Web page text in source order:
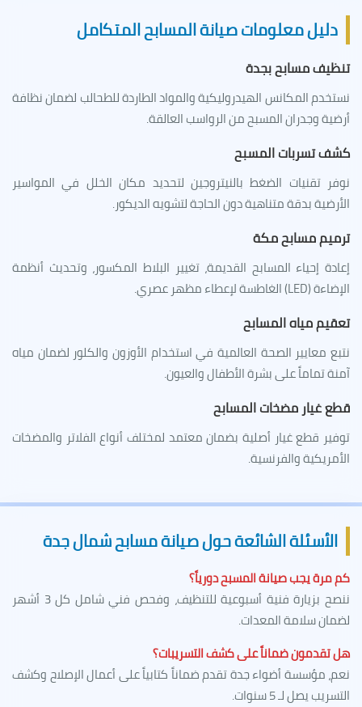
دليل معلومات صيانة المسابح المتكامل
تنظيف مسابح بجدة
نستخدم المكانس الهيدروليكية والمواد الطاردة للطحالب لضمان نظافة
أرضية وجدران المسبح من الرواسب العالقة.
كشف تسربات المسبح
نوفر تقنيات الضغط بالنيتروجين لتحديد مكان الخلل في المواسير
الأرضية بدقة متناهية دون الحاجة لتشويه الديكور.
ترميم مسابح مكة
إعادة إحياء المسابح القديمة، تغيير البلاط المكسور، وتحديث أنظمة
الإضاءة (LED) الغاطسة لإعطاء مظهر عصري.
تعقيم مياه المسابح
نتبع معايير الصحة العالمية في استخدام الأوزون والكلور لضمان مياه
آمنة تماماً على بشرة الأطفال والعيون.
قطع غيار مضخات المسابح
توفير قطع غيار أصلية بضمان معتمد لمختلف أنواع الفلاتر والمضخات
الأمريكية والفرنسية.
الأسئلة الشائعة حول صيانة مسابح شمال جدة
كم مرة يجب صيانة المسبح دورياً؟
ننصح بزيارة فنية أسبوعية للتنظيف، وفحص فني شامل كل 3 أشهر
لضمان سلامة المعدات.
هل تقدمون ضماناً على كشف التسريبات؟
نعم، مؤسسة أضواء جدة تقدم ضماناً كتابياً على أعمال الإصلاح وكشف
التسريب يصل لـ 5 سنوات.